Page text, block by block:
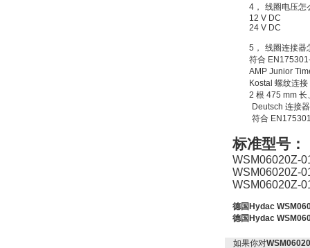
4，
线圈电压怎
12 V DC
24 V DC
5，
线圈连接器
符合
AMP Junior
Kostal 螺纹连接
2 根 475 mm 长
Deutsch 连接
符合
标准型号：
WSM06020Z-
WSM06020Z-
WSM06020Z-
德国Hydac
德国Hydac
如果你对